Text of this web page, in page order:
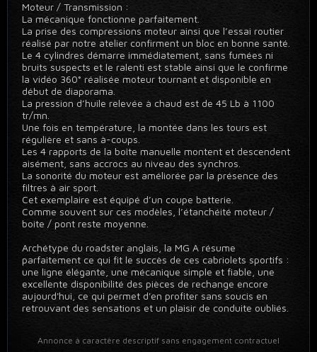
Moteur / Transmission :
La mécanique fonctionne parfaitement.
La prise des compressions moteur ainsi que l’essai routier
réalisé par notre atelier confirment un bloc en bonne santé.
Le 4 cylindres démarre immédiatement, sans fumées ni
bruits suspects et le ralenti est stable ainsi que le confirme
la vidéo 360° réalisée moteur tournant et disponible en
début de diaporama.
La pression d’huile relevée à chaud est de 45 Lb à 1100
tr/mn.
Une fois en température, la montée dans les tours est
régulière et sans à-coups.
Les 4 rapports de la boîte manuelle montent et descendent
aisément, sans accrocs au niveau des synchros.
La sonorité du moteur est améliorée par la présence des
filtres à air sport.
Cet exemplaire est équipé d’un coupe batterie.
Comme souvent sur ces modèles, l’étanchéité moteur /
boite / pont reste moyenne.
Archétype du roadster anglais, la MG A résume
parfaitement ce qui fit le succès de ces cabriolets sportifs :
une ligne élégante, une mécanique simple et fiable, une
excellente disponibilité des pièces de rechange encore
aujourd'hui, ce qui permet d'en profiter sans soucis en
retrouvant des sensations et un plaisir de conduite oubliés.
Annonce à caractère descriptif sans engagement contractuel